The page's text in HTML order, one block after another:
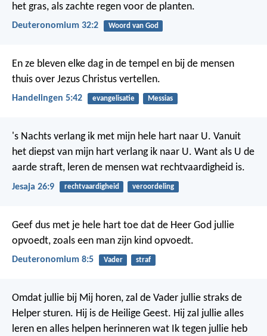
het gras, als zachte regen voor de planten.
Deuteronomium 32:2 Woord van God
En ze bleven elke dag in de tempel en bij de mensen
thuis over Jezus Christus vertellen.
Handelingen 5:42 evangelisatie Messias
's Nachts verlang ik met mijn hele hart naar U. Vanuit
het diepst van mijn hart verlang ik naar U. Want als U de
aarde straft, leren de mensen wat rechtvaardigheid is.
Jesaja 26:9 rechtvaardigheid veroordeling
Geef dus met je hele hart toe dat de Heer God jullie
opvoedt, zoals een man zijn kind opvoedt.
Deuteronomium 8:5 Vader straf
Omdat jullie bij Mij horen, zal de Vader jullie straks de
Helper sturen. Hij is de Heilige Geest. Hij zal jullie alles
leren en alles helpen herinneren wat Ik tegen jullie heb